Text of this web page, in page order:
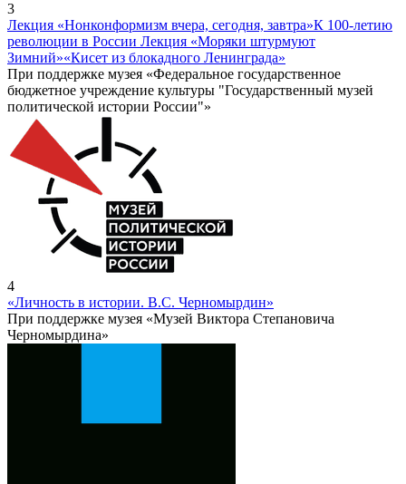
3
Лекция «Нонконформизм вчера, сегодня, завтра»К 100-летию
революции в России Лекция «Моряки штурмуют
Зимний»«Кисет из блокадного Ленинграда»
При поддержке музея «Федеральное государственное
бюджетное учреждение культуры "Государственный музей
политической истории России"»
4
«Личность в истории. В.С. Черномырдин»
При поддержке музея «Музей Виктора Степановича
Черномырдина»